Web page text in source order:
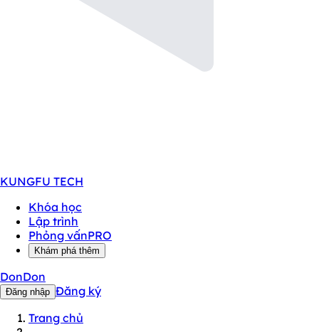
KUNGFU TECH
Khóa học
Lập trình
Phỏng vấnPRO
Khám phá thêm
DonDon
Đăng nhập Đăng ký
Trang chủ